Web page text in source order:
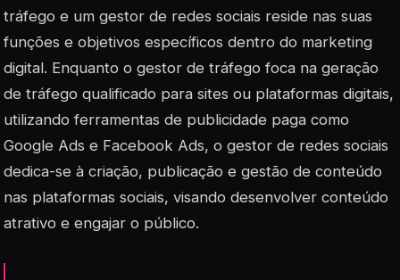
tráfego e um gestor de redes sociais reside nas suas
funções e objetivos específicos dentro do marketing
digital. Enquanto o gestor de tráfego foca na geração
de tráfego qualificado para sites ou plataformas digitais,
utilizando ferramentas de publicidade paga como
Google Ads e Facebook Ads, o gestor de redes sociais
dedica-se à criação, publicação e gestão de conteúdo
nas plataformas sociais, visando desenvolver conteúdo
atrativo e engajar o público.